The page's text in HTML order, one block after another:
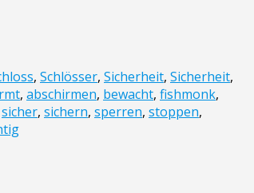
, Schlösser, Sicherheit, Sicherheit,
, abschirmen, bewacht, fishmonk,
sicher, sichern, sperren, stoppen,